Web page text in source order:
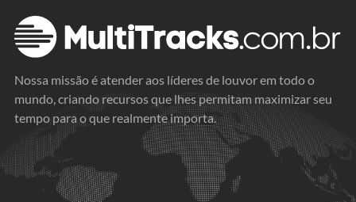
Nossa missão é atender aos líderes de louvor em todo o
mundo, criando recursos que lhes permitam maximizar seu
tempo para o que realmente importa.